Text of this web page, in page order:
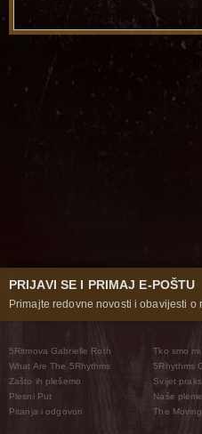
PRIJAVI SE I PRIMAJ E-POŠTU
Primajte redovne novosti i obavijesti
5Ritmova Gabrielle Roth
What Are The 5Rhythms
Zašto ih plešemo
Plesni Put
Pitanja i odgovori
Tko smo mi
5Rhythms
Svijet
Naše pleme
The